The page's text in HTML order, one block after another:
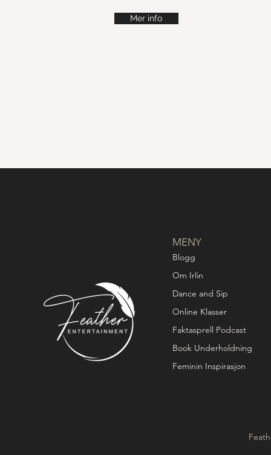
Mer info
MENY
Blogg
Om Irlin
Dance and Sip
Online Klasser
Faktasprell Podcast
Book Underholdning
Feminin Inspirasjon